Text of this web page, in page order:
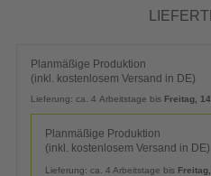
Planmäßige Produktion
(inkl. kostenlosem Versand in DE)
Lieferung: ca. 4 Arbeitstage bis Freitag,
Planmäßige Produktion
(inkl. kostenlosem Versand in DE)
Lieferung: ca. 4 Arbeitstage bis